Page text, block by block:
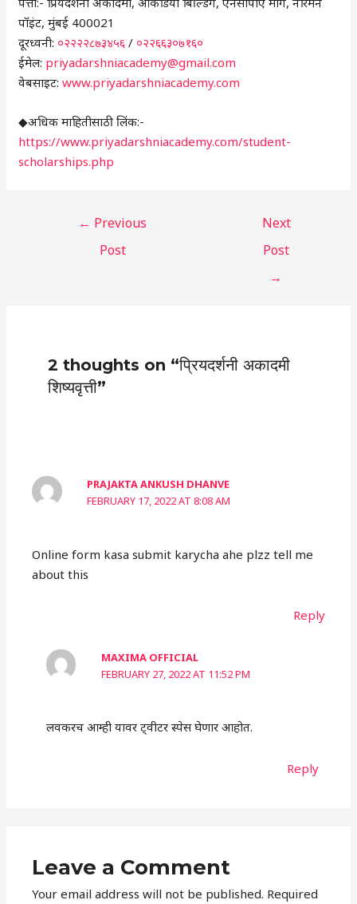
पॉइंट, मुंबई 400021
दूरध्वनी: ०२२२२८७३४५६ / ०२२६६३०७१६०
ईमेल: priyadarshniacademy@gmail.com
वेबसाइट:www.priyadarshniacademy.com
◆अधिक माहितीसाठी लिंक:-
https://www.priyadarshniacademy.com/student-
scholarships.php
← Previous
Post
Next
Post
→
2 thoughts on “प्रियदर्शनी अकादमी
शिष्यवृत्ती”
PRAJAKTA ANKUSH DHANVE
FEBRUARY 17, 2022 AT 8:08 AM
Online form kasa submit karycha ahe plzz tell me
about this
Reply
MAXIMA OFFICIAL
FEBRUARY 27, 2022 AT 11:52 PM
लवकरच आम्ही यावर ट्वीटर स्पेस घेणार आहोत.
Reply
Leave a Comment
Your email address will not be published. Required